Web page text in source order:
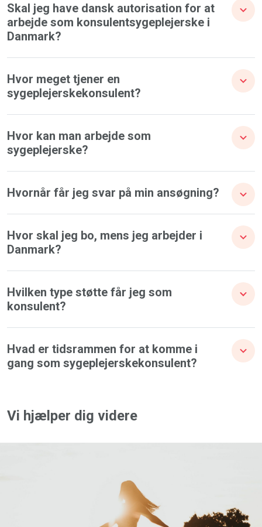
Skal jeg have dansk autorisation for at
arbejde som konsulentsygeplejerske i
Danmark?
Hvor meget tjener en
sygeplejerskekonsulent?
Hvor kan man arbejde som
sygeplejerske?
Hvornår får jeg svar på min ansøgning?
Hvor skal jeg bo, mens jeg arbejder i
Danmark?
Hvilken type støtte får jeg som
konsulent?
Hvad er tidsrammen for at komme i
gang som sygeplejerskekonsulent?
Vi hjælper dig videre